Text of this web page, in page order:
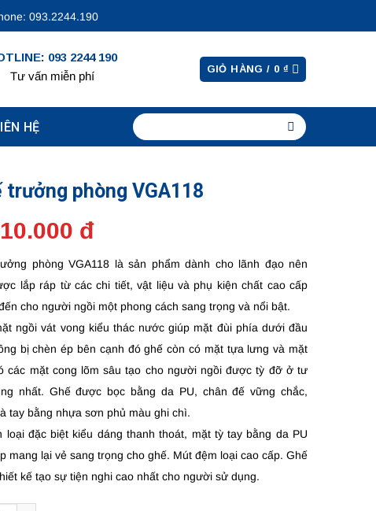
093.2244.190
093 2244 190
Tư vấn miễn phí
GIỎ HÀNG / 0 ₫
HỆ
trưởng phòng VGA118
đ
phòng VGA118 là sản phẩm dành cho lãnh đạo nên
lắp ráp từ các chi tiết, vật liệu và phụ kiện chất cao cấp
cho người ngồi một phong cách sang trọng và nổi bật.
ngồi vát vong kiểu thác nước giúp mặt đùi phía dưới đầu
bị chèn ép bên cạnh đó ghế còn có mặt tựa lưng và mặt
các mặt cong lõm sâu tạo cho người ngồi được tỳ đỡ ở tư
nhất. Ghế được bọc bằng da PU, chân đế vững chắc,
tay bằng nhựa sơn phủ màu ghi chì.
loại đặc biệt kiểu dáng thanh thoát, mặt tỳ tay bằng da PU
mang lại vẻ sang trọng cho ghế. Mút đệm loại cao cấp. Ghế
kế tạo sự tiện nghi cao nhất cho người sử dụng.